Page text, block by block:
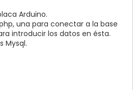
Arduino.
una para conectar a la base
introducir los datos en ésta.
Mysql.